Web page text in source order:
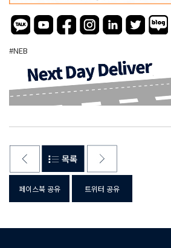
#NEB
페이스북 공유 트위터 공유